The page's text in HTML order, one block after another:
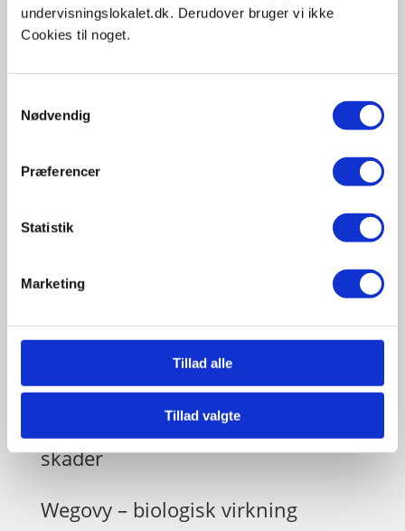
undervisningslokalet.dk. Derudover bruger vi ikke
Cookies til noget.
Nødvendig
Præferencer
Statistik
Marketing
Tillad alle
Tillad valgte
Glukagon
Insulin frigivelse og virkning. A/B
og Ghrelin
Type 1 diabetes (sukkersyge)
Type 2 diabetes
Ubehandlet diabetes og osmotiske
skader
Wegovy – biologisk virkning